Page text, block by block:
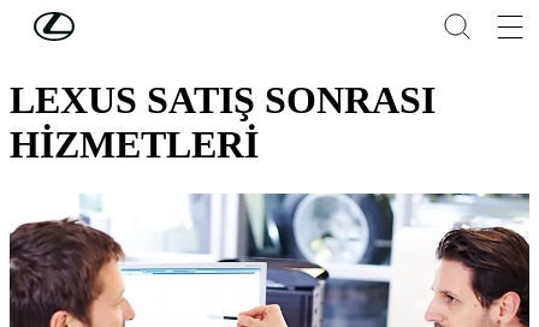
Skip to Main Content
LEXUS SAHİBİ OLMAK
LEXUS SATIŞ SONRASI
HİZMETLERİ